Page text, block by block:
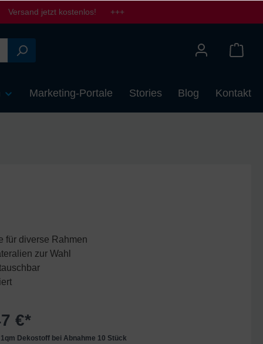
jetzt kostenlos! +++
Marketing-Portale Stories Blog Kontakt
für diverse Rahmen
zur Wahl
€*
Dekostoff bei Abnahme 10 Stück